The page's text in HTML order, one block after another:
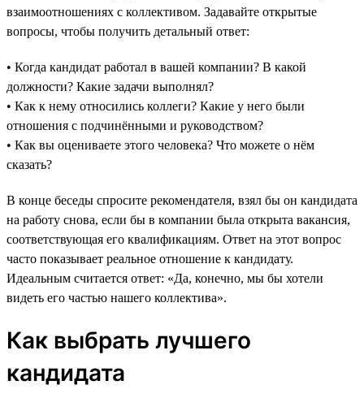
взаимоотношениях с коллективом. Задавайте открытые
вопросы, чтобы получить детальный ответ:
• Когда кандидат работал в вашей компании? В какой
должности? Какие задачи выполнял?
• Как к нему относились коллеги? Какие у него были
отношения с подчинёнными и руководством?
• Как вы оцениваете этого человека? Что можете о нём
сказать?
В конце беседы спросите рекомендателя, взял бы он кандидата
на работу снова, если бы в компании была открыта вакансия,
соответствующая его квалификациям. Ответ на этот вопрос
часто показывает реальное отношение к кандидату.
Идеальным считается ответ: «Да, конечно, мы бы хотели
видеть его частью нашего коллектива».
Как выбрать лучшего
кандидата